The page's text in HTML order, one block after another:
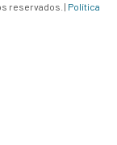
reservados. | Política